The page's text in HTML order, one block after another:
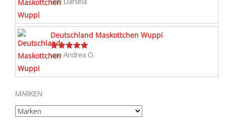
Bewertet
Deutschland Maskottchen Wuppi
Bewertet
von Andrea O.
MARKEN